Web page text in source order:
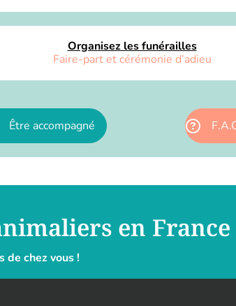
Organisez les funérailles
Faire-part et cérémonie d’adieu
Être accompagné
en France
de chez vous !